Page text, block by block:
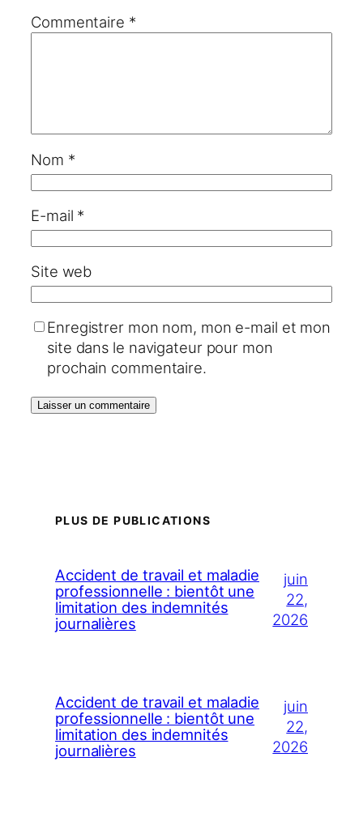
Commentaire *
Nom *
E-mail *
Site web
Enregistrer mon nom, mon e-mail et mon
site dans le navigateur pour mon
prochain commentaire.
PLUS DE PUBLICATIONS
Accident de travail et maladie
professionnelle : bientôt une
limitation des indemnités
journalières
juin
22,
2026
Accident de travail et maladie
professionnelle : bientôt une
limitation des indemnités
journalières
juin
22,
2026